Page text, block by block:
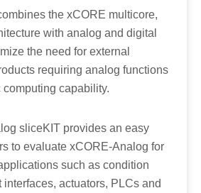
the xCORE multicore,
with analog and digital
the need for external
requiring analog functions
capability.
sliceKIT provides an easy
to evaluate xCORE-Analog for
such as condition
interfaces, actuators, PLCs and